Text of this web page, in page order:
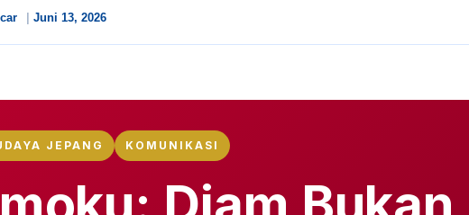
Juni 13, 2026
JEPANG KOMUNIKASI